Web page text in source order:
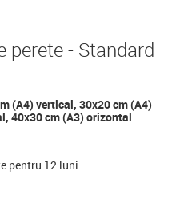
perete - Standard
(A4) vertical, 30x20 cm (A4)
40x30 cm (A3) orizontal
pentru 12 luni